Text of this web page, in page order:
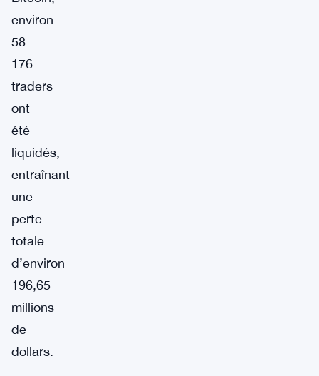
environ
58
176
traders
ont
été
liquidés,
entraînant
une
perte
totale
d’environ
196,65
millions
de
dollars.